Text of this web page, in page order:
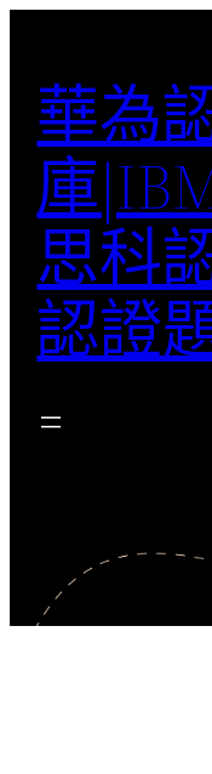
華為
庫
思科
認證